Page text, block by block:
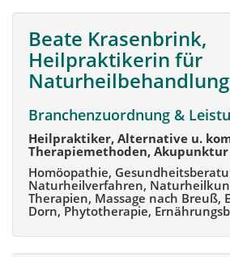
Beate Krasenbrink,
Heilpraktikerin für
Branchenzuordnung &
Heilpraktiker, Alternative u.
Therapiemethoden, Akupunktur
Homöopathie,
Naturheilverfahren,
Therapien, Massage nach Breuß,
Dorn, Phytotherapie,